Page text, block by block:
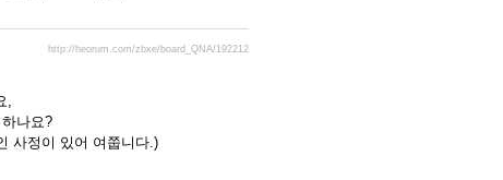
http://heorum.com/zbxe/board_QNA/192212
,
나요?
사정이 있어 여쭙니다.)